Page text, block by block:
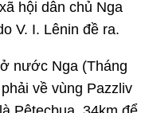
hội dân chủ Nga
V. I. Lênin đề ra.
nước Nga (Tháng
về vùng Pazzliv